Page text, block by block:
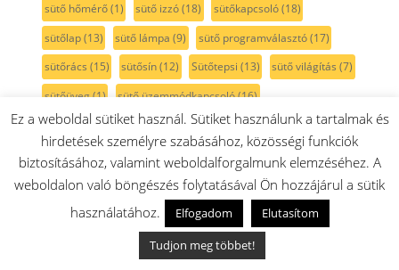
sütő hőmérő(1) sütő izzó(18) sütőkapcsoló(18)
sütőlap(13) sütő lámpa (9) sütő programválasztó(17)
sütőrács (15) sütősín(12) Sütőtepsi (13) sütő világítás (7)
sütőüveg(1) sütő üzemmódkapcsoló(16)
sütő üzemmódváltó (16) sűtőajtó tömítés(7) tabletta(16)
takarítógép
takaró (3) takarólemez talp
tartozéktáska (2) tartály(82) tartó(16) tassimo(41)
TastyMoments(3) teafőző(1) tejcső tejhabosító
(2) tekercsfedél(1)
Ez a weboldal sütiket használ. Sütiket használunk a tartalmak és
hirdetések személyre szabásához, közösségi funkciók
biztosításához, valamint weboldalforgalmunk elemzéséhez. A
weboldalon való böngészés folytatásával Ön hozzájárul a sütik
használatához.
Elfogadom
Elutasítom
Tudjon meg többet!